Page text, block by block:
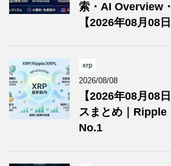
索・AI Overview
【2026年08月08
xrp
2026/08/08
【2026年08月08
スまとめ｜Ripple
No.1